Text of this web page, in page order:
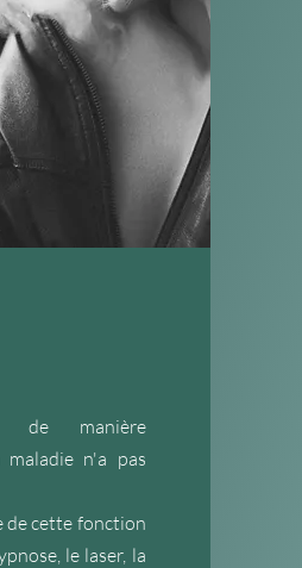
de manière
maladie n'a pas
de cette fonction
le laser, la